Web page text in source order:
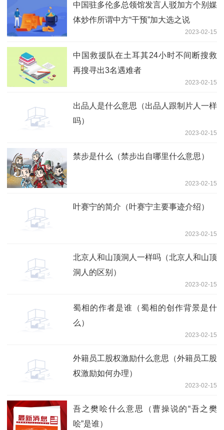
中国驻多伦多总领馆发言人驳加方个别媒
体炒作所谓中方“干预”加大选之说
2023-02-15
中国救援队在土耳其24小时不间断搜救
再搜寻出3名遇难者
2023-02-15
出品人是什么意思（出品人跟制片人一样
吗）
2023-02-15
禁步是什么（禁步出自哪里什么意思）
2023-02-15
叶赛宁的简介（叶赛宁主要事迹介绍）
2023-02-15
北京人和山顶洞人一样吗（北京人和山顶
洞人的区别）
2023-02-15
蜀相的作者是谁（蜀相的创作背景是什
么）
2023-02-15
外籍员工股权激励什么意思（外籍员工股
权激励如何办理）
2023-02-15
吾之樊哙什么意思（曹操说的“吾之樊
哙”是谁）